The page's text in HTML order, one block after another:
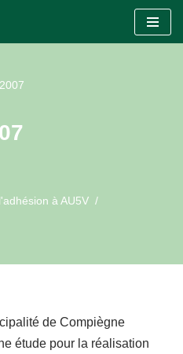
à AU5V
de Compiègne
étude pour la réalisation